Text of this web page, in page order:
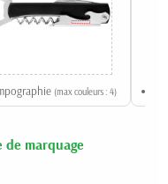
(max couleurs : 4)
de marquage